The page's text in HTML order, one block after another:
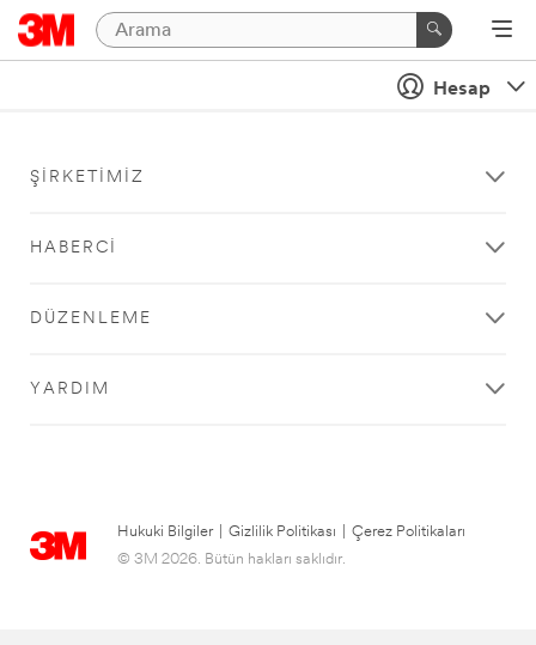
Hesap
ŞIRKETIMIZ
HABERCI
DÜZENLEME
YARDIM
Hukuki Bilgiler Gizlilik Politikası
Çerez Politikaları
© 3M 2026. Bütün hakları saklıdır.